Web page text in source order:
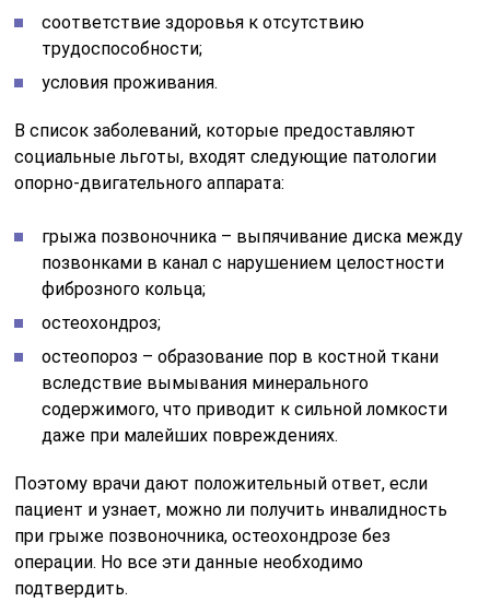
соответствие здоровья к отсутствию
трудоспособности;
условия проживания.
В список заболеваний, которые предоставляют
социальные льготы, входят следующие патологии
опорно-двигательного аппарата:
грыжа позвоночника – выпячивание диска между
позвонками в канал с нарушением целостности
фиброзного кольца;
остеохондроз;
остеопороз – образование пор в костной ткани
вследствие вымывания минерального
содержимого, что приводит к сильной ломкости
даже при малейших повреждениях.
Поэтому врачи дают положительный ответ, если
пациент и узнает, можно ли получить инвалидность
при грыже позвоночника, остеохондрозе без
операции. Но все эти данные необходимо
подтвердить.